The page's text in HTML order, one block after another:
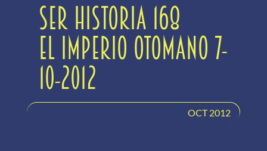
SER Historia 168
El Imperio Otomano 7-
10-2012
OCT 2012